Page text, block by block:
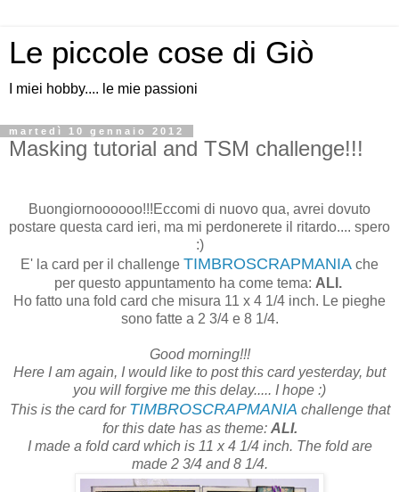
Le piccole cose di Giò
I miei hobby.... le mie passioni
martedì 10 gennaio 2012
Masking tutorial and TSM challenge!!!
Buongiornoooooo!!!Eccomi di nuovo qua, avrei dovuto
postare questa card ieri, ma mi perdonerete il ritardo.... spero
:)
E' la card per il challenge TIMBROSCRAPMANIA che
per questo appuntamento ha come tema: ALI.
Ho fatto una fold card che misura 11 x 4 1/4 inch. Le pieghe
sono fatte a 2 3/4 e 8 1/4.
Good morning!!!
Here I am again, I would like to post this card yesterday, but
you will forgive me this delay..... I hope :)
This is the card for TIMBROSCRAPMANIA challenge that
for this date has as theme: ALI.
I made a fold card which is 11 x 4 1/4 inch. The fold are
made 2 3/4 and 8 1/4.